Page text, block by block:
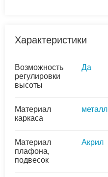
Характеристики
Возможность
регулировки
высоты
Да
Материал
каркаса
металл
Материал
плафона,
подвесок
Акрил